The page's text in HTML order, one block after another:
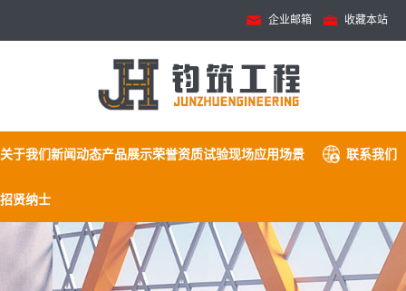
企业邮箱 收藏本站
联系我们
关于我们新闻动态产品展示荣誉资质试验现场应用场景
招贤纳士